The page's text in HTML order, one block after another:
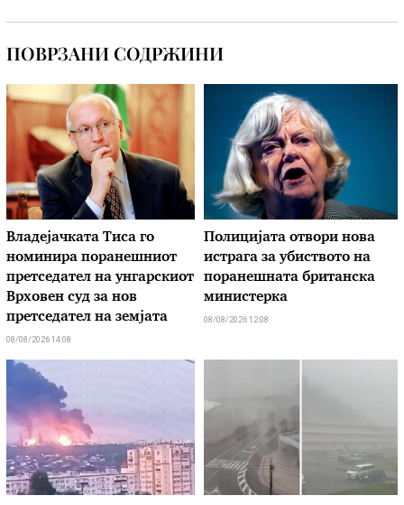
ПОВРЗАНИ СОДРЖИНИ
Владејачката Тиса го
номинира поранешниот
претседател на унгарскиот
Врховен суд за нов
претседател на земјата
08/08/2026 14:08
Полицијата отвори нова
истрага за убиството на
поранешната британска
министерка
08/08/2026 12:08